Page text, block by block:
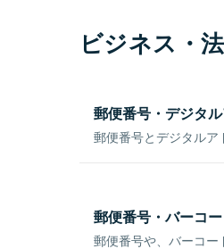
ビジネス・
郵便番号・デジタ
郵便番号とデジタルア
郵便番号・バーコ
郵便番号や、バーコー